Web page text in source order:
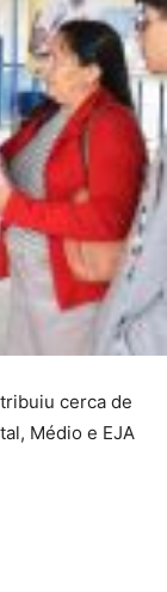
cerca de
Médio e EJA